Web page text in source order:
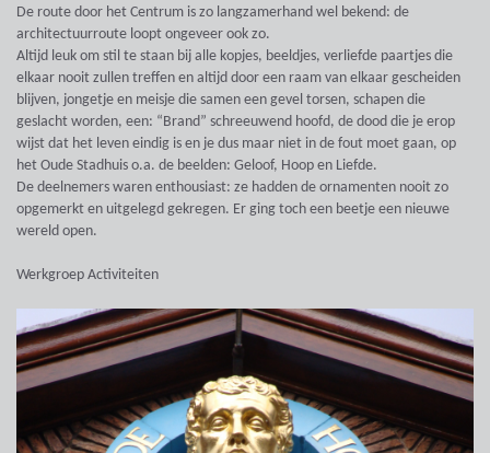
De route door het Centrum is zo langzamerhand wel bekend: de
architectuurroute loopt ongeveer ook zo.
Altijd leuk om stil te staan bij alle kopjes, beeldjes, verliefde paartjes die
elkaar nooit zullen treffen en altijd door een raam van elkaar gescheiden
blijven, jongetje en meisje die samen een gevel torsen, schapen die
geslacht worden, een: “Brand” schreeuwend hoofd, de dood die je erop
wijst dat het leven eindig is en je dus maar niet in de fout moet gaan, op
het Oude Stadhuis o.a. de beelden: Geloof, Hoop en Liefde.
De deelnemers waren enthousiast: ze hadden de ornamenten nooit zo
opgemerkt en uitgelegd gekregen. Er ging toch een beetje een nieuwe
wereld open.
Werkgroep Activiteiten